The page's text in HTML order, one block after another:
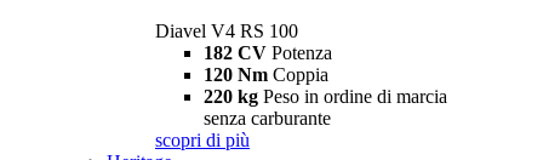
Diavel V4 RS 100
182 CV Potenza
120 Nm Coppia
220 kg Peso in ordine di marcia
senza carburante
scopri di più